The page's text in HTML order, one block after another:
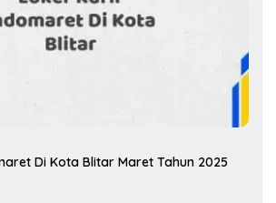
Di Kota Blitar Maret Tahun 2025